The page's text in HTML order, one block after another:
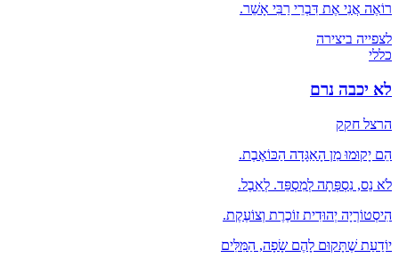
רוֹאֶה אֲנִי אֶת דִּבְרֵי רַבִּי אָשֵׁר.
לצפייה ביצירה
כללי
לא יכבה נרם
הרצל חקק
הֵם יָקוּמוּ מִן הָאַגָּדָה הַכּוֹאֶבֶת.
לֹא נֵס, נִסְפְּתָה לְמִסְפֵּד. לְאֵבֶל.
הִיסְטוֹרְיָה יְהוּדִית זוֹכֶרֶת וְצוֹעֶקֶת.
יוֹדַעַת שֶׁתָּקוּם לָהֶם שָׂפָה, הַמִּלִּים